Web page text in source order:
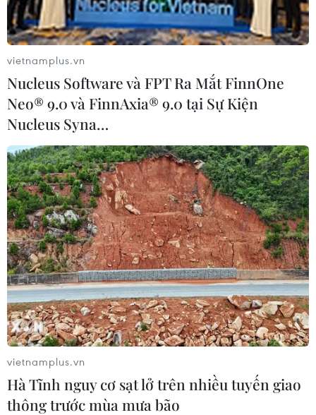
Nghị sỹ Mỹ tìm cách chặn thương vụ bán
vũ khí cho các đồng minh Arab
06/06/2019 03:30
Ngày 5/6, các thượng nghị sỹ Mỹ của đảng Dân chủ
và Cộng hòa sẽ đưa ra các nghị quyết nhằm ngăn chặn
Tổng thống Mỹ né tránh sự xem xét của Quốc hội và
hoàn tất thương vụ bán vũ khí cho đồng mình Arab.
vietnamplus.vn
Nucleus Software và FPT Ra Mắt FinnOne
Neo® 9.0 và FinnAxia® 9.0 tại Sự Kiện
Nucleus Syna…
vietnamplus.vn
Hà Tĩnh nguy cơ sạt lở trên nhiều tuyến giao
thông trước mùa mưa bão